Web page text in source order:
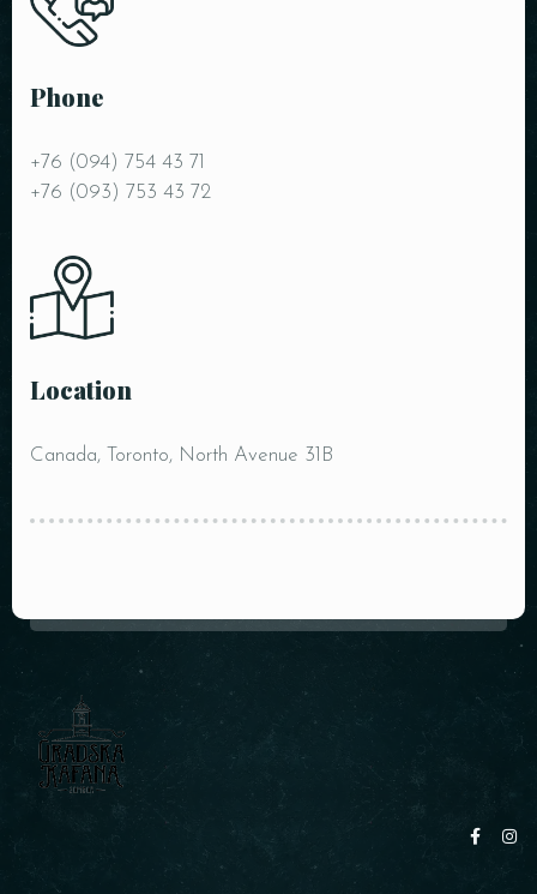
Phone
+76 (094) 754 43 71
+76 (093) 753 43 72
Location
Canada, Toronto, North Avenue 31B